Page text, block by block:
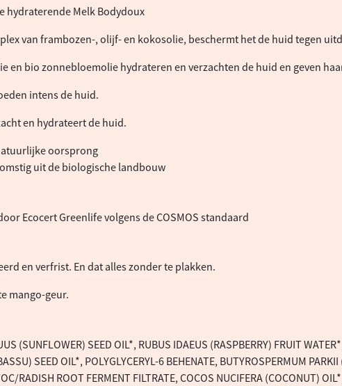
hydraterende Melk Bodydoux
van frambozen-, olijf- en kokosolie, beschermt het de huid tegen
en bio zonnebloemolie hydrateren en verzachten de huid en geven
intens de huid.
en hydrateert de huid.
oorsprong
uit de biologische landbouw
Ecocert Greenlife volgens de COSMOS standaard
en verfrist. En dat alles zonder te plakken.
mango-geur.
(SUNFLOWER) SEED OIL*, RUBUS IDAEUS (RASPBERRY) FRUIT
SEED OIL*, POLYGLYCERYL-6 BEHENATE, BUTYROSPERMUM
RADISH ROOT FERMENT FILTRATE, COCOS NUCIFERA (COCONUT)